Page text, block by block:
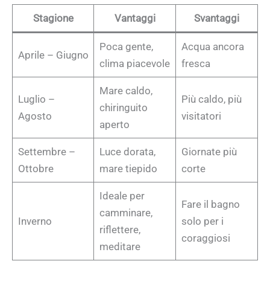
Stagione Vantaggi Svantaggi
Aprile – Giugno
Poca gente,
clima piacevole
Acqua ancora
fresca
Luglio –
Agosto
Mare caldo,
chiringuito
aperto
Più caldo, più
visitatori
Settembre –
Ottobre
Luce dorata,
mare tiepido
Giornate più
corte
Inverno
Ideale per
camminare,
riflettere,
meditare
Fare il bagno
solo per i
coraggiosi